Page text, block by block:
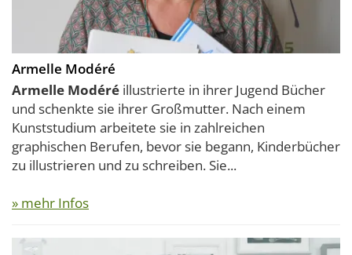
Armelle Modéré
Armelle Modéré illustrierte in ihrer Jugend Bücher
und schenkte sie ihrer Großmutter. Nach einem
Kunststudium arbeitete sie in zahlreichen
graphischen Berufen, bevor sie begann, Kinderbücher
zu illustrieren und zu schreiben. Sie...
» mehr Infos